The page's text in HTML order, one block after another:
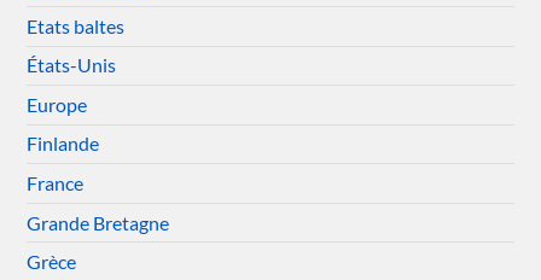
Etats baltes
États-Unis
Europe
Finlande
France
Grande Bretagne
Grèce